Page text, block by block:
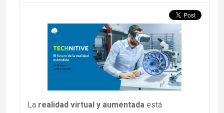
La realidad virtual y aumentada está